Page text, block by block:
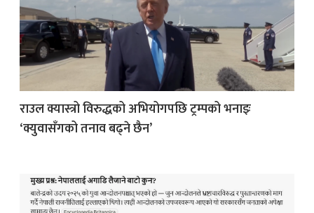
राउल क्यास्त्रो विरुद्धको अभियोगपछि ट्रम्पको भनाइः
‘क्युवासँगको तनाव बढ्ने छैन’